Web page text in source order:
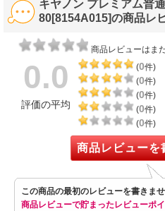
キヤノン プレミアム普
80[8154A015]の商品レ
商品レビューはま
0.0
評価の平均
(0件)
(0件)
(0件)
(0件)
(0件)
商品レビューを
この商品の最初のレビューを書きま
商品レビューで貯まったレビューポ